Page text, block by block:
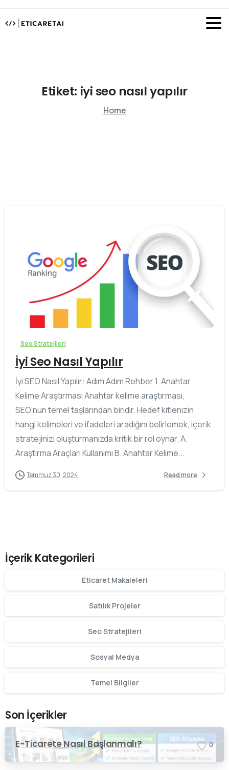
Etiket: iyiseo nasılyapılır
Home
0
Seo Stratejileri
İyi Seo Nasıl Yapılır
İyi SEO Nasıl Yapılır: Adım Adım Rehber 1. Anahtar
Kelime Araştırması Anahtar kelime araştırması,
SEO’nun temel taşlarından biridir. Hedef kitlenizin
hangi kelimeleri ve ifadeleri aradığını belirlemek, içerik
stratejinizi oluşturmanızda kritik bir rol oynar. A.
Araştırma Araçları Kullanımı B. Anahtar Kelime...
Temmuz 30, 2024 Read more
İçerik Kategorileri
Eticaret Makaleleri
Satılık Projeler
Seo Stratejileri
Sosyal Medya
Temel Bilgiler
Son İçerikler
E-Ticarete Nasıl Başlanmalı? 0